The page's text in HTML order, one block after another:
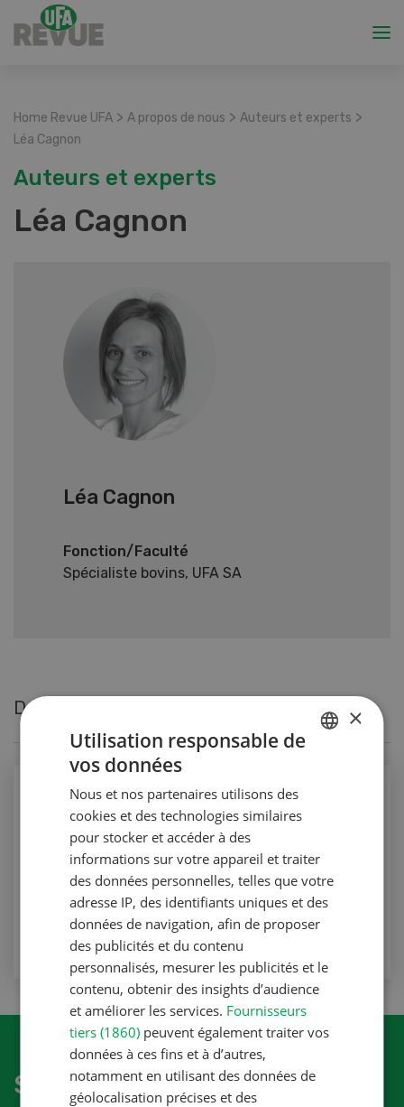
Home Revue UFA > A propos de nous > Auteurs et experts >
Léa Cagnon
Auteurs et experts
Léa Cagnon
Léa Cagnon
Fonction/Faculté
Spécialiste bovins, UFA SA
Derniers articles de Léa Cagnon
Production animale
Efficience protéique dans l’alimentation du
bétail laitier
Production animale
VERS L'ARTICLE
S'abonner à la newletter
×
Utilisation responsable de
vos données
Nous et nos partenaires utilisons des
cookies et des technologies similaires
pour stocker et accéder à des
informations sur votre appareil et traiter
des données personnelles, telles que votre
adresse IP, des identifiants uniques et des
données de navigation, afin de proposer
des publicités et du contenu
personnalisés, mesurer les publicités et le
contenu, obtenir des insights d’audience
et améliorer les services. Fournisseurs
tiers (1860) peuvent également traiter vos
données à ces fins et à d’autres,
notamment en utilisant des données de
géolocalisation précises et des